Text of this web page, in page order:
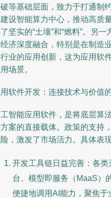
等基础层面，致力于打通制
设智能算力中心，推动高质
坚实的“土壤”和“燃料”。另
济深度融合，特别是在制造
业的应用创新，这为应用软
场景。
软件开发：连接技术与价值
智能应用软件，是将底层算
案的直接载体。政策的支持
，激发了市场活力。具体表
开发工具链日益完善：各
台、模型即服务（MaaS）
便捷地调用AI能力，聚焦于